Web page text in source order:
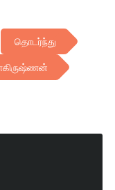
தொடர்ந்து